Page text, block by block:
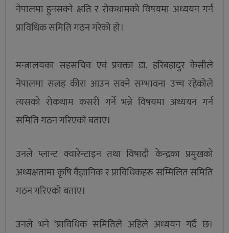
नेपालमा हुनसक्ने क्षति र रोकथामको विषयमा अध्ययन गर्न
प्राविधिक समिति गठन गरेको हो।
मन्त्रालयका सहसचिव एवं प्रवक्ता डा. हरिबहादुर केसीले
नेपालमा सलह कीरा आउन सक्ने सम्भावना उच्च रहेकोले
त्यसको रोकथाम कसरी गर्ने भन्ने विषयमा अध्ययन गर्न
समिति गठन गरिएको बताए।
उनले प्लान्ट क्वारेन्टाइन तथा विषादी केन्द्रका प्रमुखको
अध्यक्षतामा कृषि वैज्ञानिक र प्राविधिकहरु सम्मिलित समिति
गठन गरिएको बताए।
उनले भने ‘प्राविधिक समितिले अहिले अध्ययन गर्दै छ।